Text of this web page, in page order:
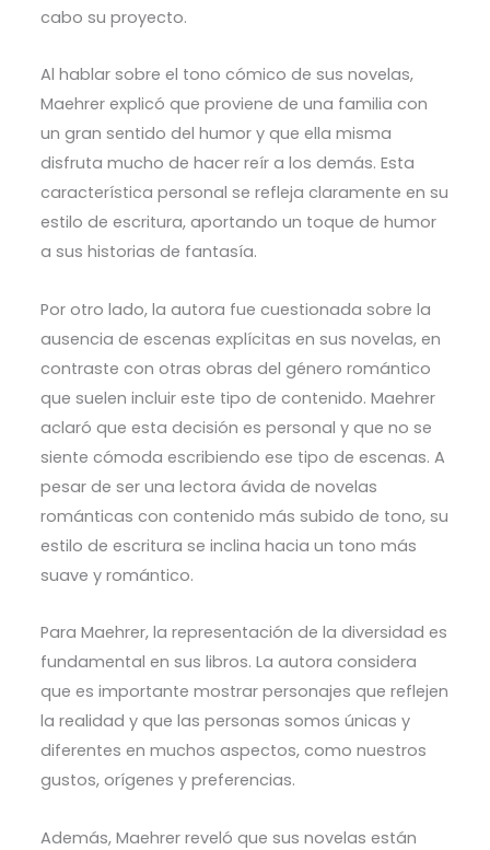
cabo su proyecto.
Al hablar sobre el tono cómico de sus novelas,
Maehrer explicó que proviene de una familia con
un gran sentido del humor y que ella misma
disfruta mucho de hacer reír a los demás. Esta
característica personal se refleja claramente en su
estilo de escritura, aportando un toque de humor
a sus historias de fantasía.
Por otro lado, la autora fue cuestionada sobre la
ausencia de escenas explícitas en sus novelas, en
contraste con otras obras del género romántico
que suelen incluir este tipo de contenido. Maehrer
aclaró que esta decisión es personal y que no se
siente cómoda escribiendo ese tipo de escenas. A
pesar de ser una lectora ávida de novelas
románticas con contenido más subido de tono, su
estilo de escritura se inclina hacia un tono más
suave y romántico.
Para Maehrer, la representación de la diversidad es
fundamental en sus libros. La autora considera
que es importante mostrar personajes que reflejen
la realidad y que las personas somos únicas y
diferentes en muchos aspectos, como nuestros
gustos, orígenes y preferencias.
Además, Maehrer reveló que sus novelas están